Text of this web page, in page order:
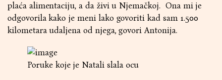
plaća alimentaciju, a da živi u Njemačkoj. Ona mi je
odgovorila kako je meni lako govoriti kad sam 1.500
kilometara udaljena od njega, govori Antonija.
Poruke koje je Natali slala ocu